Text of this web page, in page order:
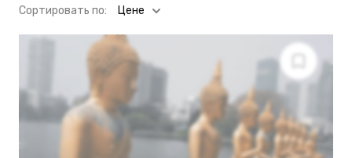
Cортировать по: Цене